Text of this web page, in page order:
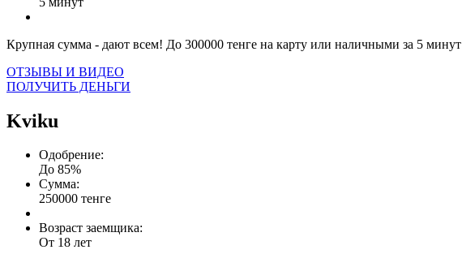
Крупная сумма - дают всем! До 300000 тенге на карту или наличными за 5 минут
ОТЗЫВЫ И ВИДЕО
ПОЛУЧИТЬ ДЕНЬГИ
Kviku
Одобрение:
До 85%
Сумма:
250000 тенге
Возраст заемщика:
От 18 лет